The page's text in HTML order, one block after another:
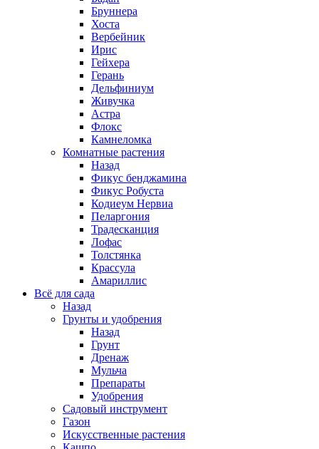
Бруннера
Хоста
Вербейник
Ирис
Гейхера
Герань
Дельфиниум
Живучка
Астра
Флокс
Камнеломка
Комнатные растения
Назад
Фикус бенджамина
Фикус Робуста
Кодиеум Нервиа
Пеларгония
Традесканция
Лофас
Толстянка
Крассула
Амариллис
Всё для сада
Назад
Грунты и удобрения
Назад
Грунт
Дренаж
Мульча
Препараты
Удобрения
Садовый инструмент
Газон
Искусственные растения